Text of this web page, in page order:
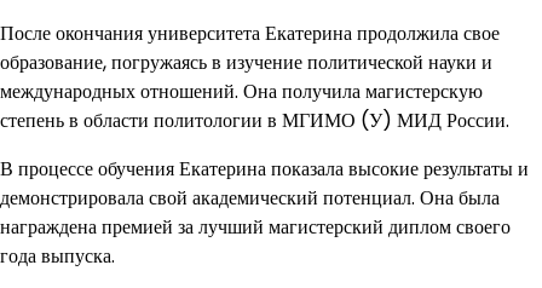
После окончания университета Екатерина продолжила свое
образование, погружаясь в изучение политической науки и
международных отношений. Она получила магистерскую
степень в области политологии в МГИМО (У) МИД России.
В процессе обучения Екатерина показала высокие результаты и
демонстрировала свой академический потенциал. Она была
награждена премией за лучший магистерский диплом своего
года выпуска.